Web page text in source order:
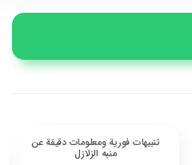
تنبيهات فورية ومعلومات دقيقة عن
منبه الزلازل